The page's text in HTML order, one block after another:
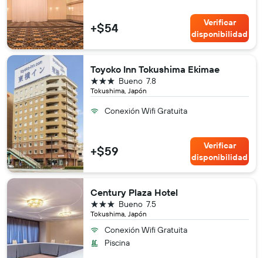
+$54
Verificar
disponibilidad
Toyoko Inn Tokushima Ekimae
Tokushima, Japón
7.8
Bueno
3 estrellas
Conexión Wifi Gratuita
+$59
Verificar
disponibilidad
Century Plaza Hotel
Tokushima, Japón
7.5
Bueno
3 estrellas
Conexión Wifi Gratuita
Piscina